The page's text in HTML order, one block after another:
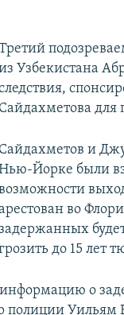
Узбекистана
Сайдахметова для
Сайдахметов и
Йорке были
во
до 15 лет
о
полиции Уильям